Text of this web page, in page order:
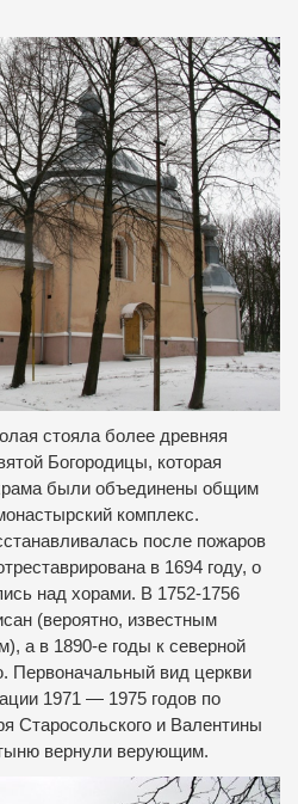
стояла более древняя
Богородицы, которая
были объединены общим
комплекс.
после пожаров
в 1694 году, о
над хорами. В 1752-1756
(вероятно, известным
а в 1890-е годы к северной
Первоначальный вид церкви
1971 — 1975 годов по
Старосольского и Валентины
вернули верующим.